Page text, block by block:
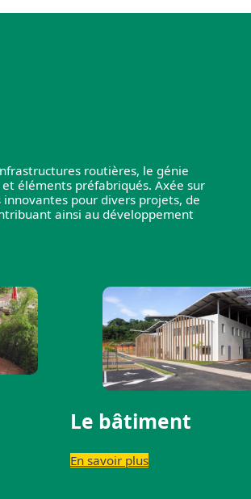
routières, le génie
éléments préfabriqués. Axée sur
pour divers projets, de
ainsi au développement
Le bâtiment
En savoir plus